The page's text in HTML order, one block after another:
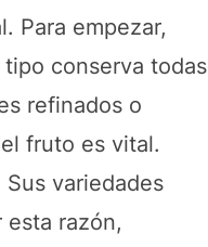
Para empezar,
conserva todas
refinados o
fruto es vital.
variedades
razón,